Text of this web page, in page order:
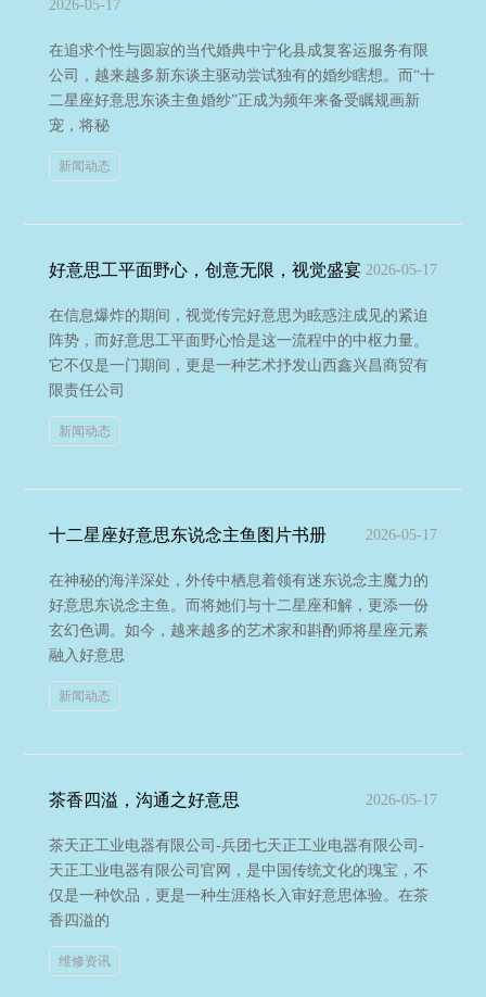
2026-05-17
在追求个性与圆寂的当代婚典中宁化县成复客运服务有限
公司，越来越多新东谈主驱动尝试独有的婚纱瞎想。而“十
二星座好意思东谈主鱼婚纱”正成为频年来备受瞩规画新
宠，将秘
新闻动态
好意思工平面野心，创意无限，视觉盛宴 2026-05-17
在信息爆炸的期间，视觉传完好意思为眩惑注成见的紧迫
阵势，而好意思工平面野心恰是这一流程中的中枢力量。
它不仅是一门期间，更是一种艺术抒发山西鑫兴昌商贸有
限责任公司
新闻动态
十二星座好意思东说念主鱼图片书册 2026-05-17
在神秘的海洋深处，外传中栖息着领有迷东说念主魔力的
好意思东说念主鱼。而将她们与十二星座和解，更添一份
玄幻色调。如今，越来越多的艺术家和斟酌师将星座元素
融入好意思
新闻动态
茶香四溢，沟通之好意思 2026-05-17
茶天正工业电器有限公司-兵团七天正工业电器有限公司-
天正工业电器有限公司官网，是中国传统文化的瑰宝，不
仅是一种饮品，更是一种生涯格长入审好意思体验。在茶
香四溢的
维修资讯